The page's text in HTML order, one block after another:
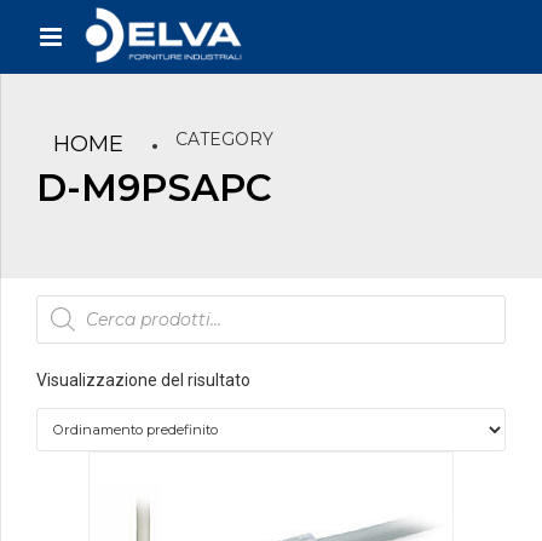
HOME CATEGORY
D-M9PSAPC
Products
search
Visualizzazione del risultato